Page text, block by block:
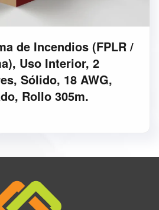
de Incendios (FPLR /
Uso Interior, 2
Sólido, 18 AWG,
Rollo 305m.